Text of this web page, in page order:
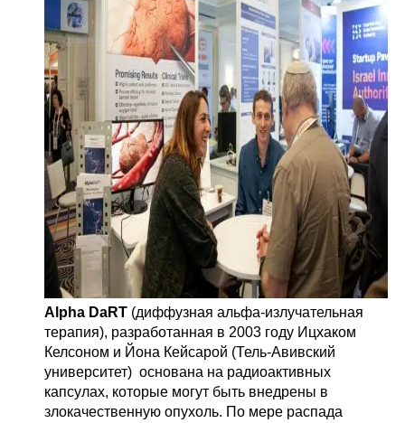
Alpha DaRT (диффузная альфа-излучательная
терапия), разработанная в 2003 году Ицхаком
Келсоном и Йона Кейсарой (Тель-Авивский
университет) основана на радиоактивных
капсулах, которые могут быть внедрены в
злокачественную опухоль. По мере распада